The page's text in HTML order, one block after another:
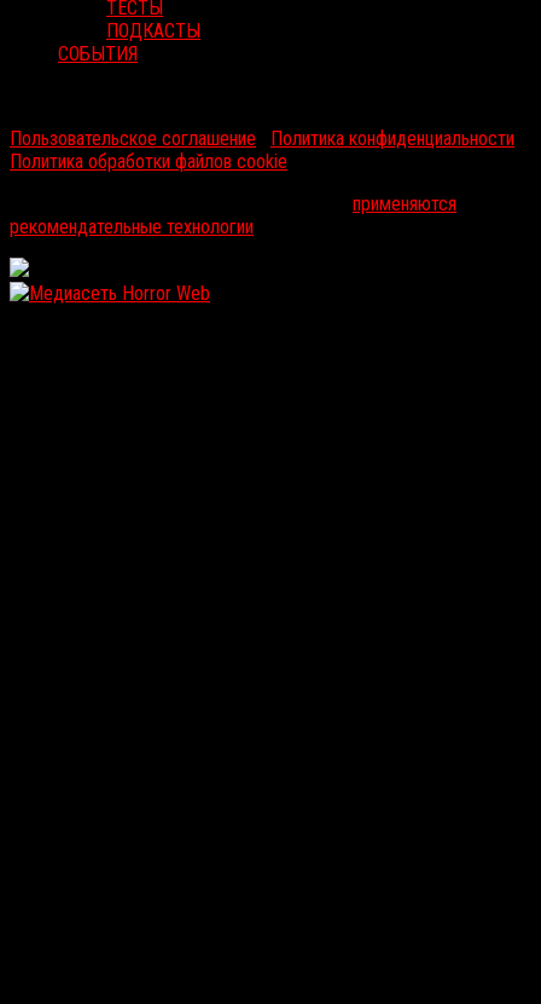
ТЕСТЫ
ПОДКАСТЫ
СОБЫТИЯ
Пользовательское соглашение
Политика конфиденциальности
Политика обработки файлов cookie
применяются
рекомендательные технологии